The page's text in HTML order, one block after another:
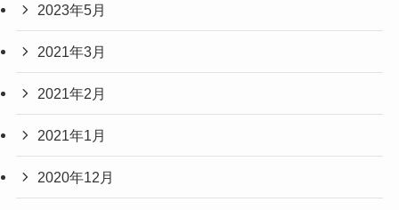
2023年5月
2021年3月
2021年2月
2021年1月
2020年12月